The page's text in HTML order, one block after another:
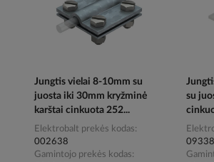
Jungtis vielai 8-10mm su
juosta iki 30mm kryžminė
karštai cinkuota 252...
Elektrobalt prekės kodas
002638
Gamintojo prekės kodas
su